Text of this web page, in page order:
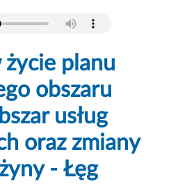
życie planu
obszaru
usług
oraz zmiany
- Łęg